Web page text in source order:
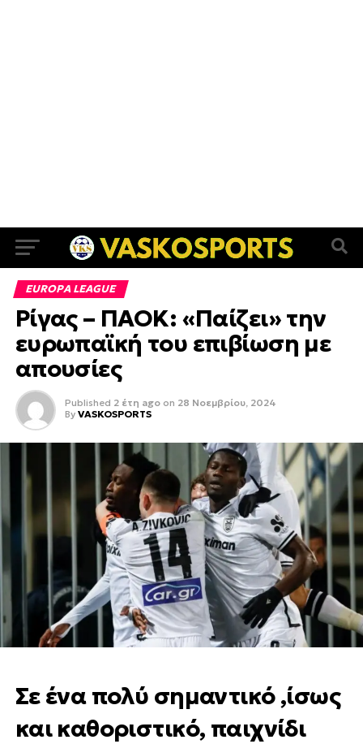
EUROPA LEAGUE
Ρίγας – ΠΑΟΚ: «Παίζει» την
ευρωπαϊκή του επιβίωση με
απουσίες
Published 2 έτη ago on 28 Νοεμβρίου, 2024
By VASKOSPORTS
Σε ένα πολύ σημαντικό ,ίσως
και καθοριστικό, παιχνίδι